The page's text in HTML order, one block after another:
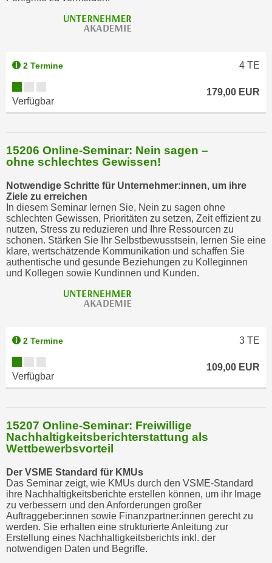
2 Termine 4 TE
Verfügbar
179,00 EUR
15206 Online-Seminar: Nein sagen –
ohne schlechtes Gewissen!
Notwendige Schritte für Unternehmer:innen, um ihre
Ziele zu erreichen
In diesem Seminar lernen Sie, Nein zu sagen ohne
schlechten Gewissen, Prioritäten zu setzen, Zeit effizient zu
nutzen, Stress zu reduzieren und Ihre Ressourcen zu
schonen. Stärken Sie Ihr Selbstbewusstsein, lernen Sie eine
klare, wertschätzende Kommunikation und schaffen Sie
authentische und gesunde Beziehungen zu Kolleginnen
und Kollegen sowie Kundinnen und Kunden.
2 Termine 3 TE
Verfügbar
109,00 EUR
15207 Online-Seminar: Freiwillige
Nachhaltigkeitsberichterstattung als
Wettbewerbsvorteil
Der VSME Standard für KMUs
Das Seminar zeigt, wie KMUs durch den VSME-Standard
ihre Nachhaltigkeitsberichte erstellen können, um ihr Image
zu verbessern und den Anforderungen großer
Auftraggeber:innen sowie Finanzpartner:innen gerecht zu
werden. Sie erhalten eine strukturierte Anleitung zur
Erstellung eines Nachhaltigkeitsberichts inkl. der
notwendigen Daten und Begriffe.
w
"
A
l
e
a
b
l
e
h
e
C
o
k
i
e
s
a
b